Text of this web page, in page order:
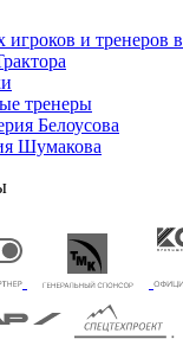
игроков и тренеров
тренеры
Белоусова
Шумакова